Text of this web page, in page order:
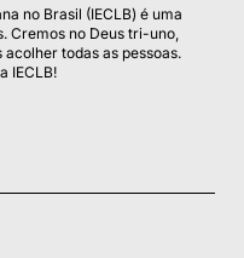
no Brasil (IECLB) é uma
Cremos no Deus tri-uno,
todas as pessoas.
IECLB!